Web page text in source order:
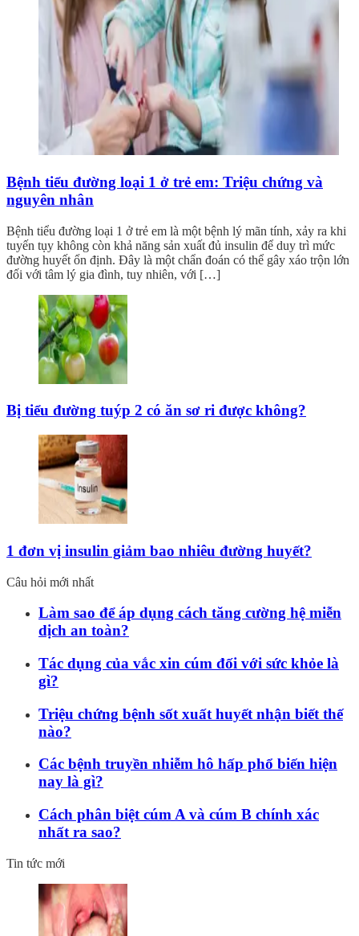
Bệnh tiểu đường loại 1 ở trẻ em: Triệu chứng và
nguyên nhân
Bệnh tiểu đường loại 1 ở trẻ em là một bệnh lý mãn tính, xảy ra khi
tuyến tụy không còn khả năng sản xuất đủ insulin để duy trì mức
đường huyết ổn định. Đây là một chẩn đoán có thể gây xáo trộn lớn
đối với tâm lý gia đình, tuy nhiên, với […]
Bị tiểu đường tuýp 2 có ăn sơ ri được không?
1 đơn vị insulin giảm bao nhiêu đường huyết?
Câu hỏi mới nhất
Làm sao để áp dụng cách tăng cường hệ miễn
dịch an toàn?
Tác dụng của vắc xin cúm đối với sức khỏe là
gì?
Triệu chứng bệnh sốt xuất huyết nhận biết thế
nào?
Các bệnh truyền nhiễm hô hấp phổ biến hiện
nay là gì?
Cách phân biệt cúm A và cúm B chính xác
nhất ra sao?
Tin tức mới